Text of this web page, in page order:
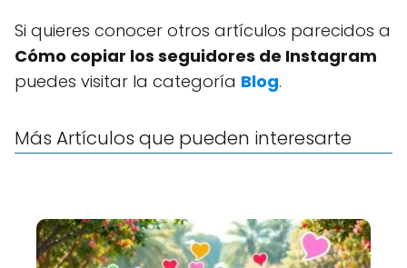
Si quieres conocer otros artículos parecidos a
Cómo copiar los seguidores de Instagram
puedes visitar la categoría Blog.
Más Artículos que pueden interesarte